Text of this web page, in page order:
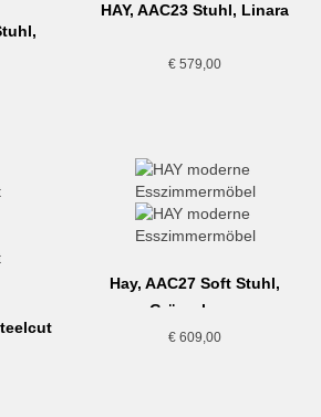
HAY, AAC23 Stuhl, Linara
€ 579,00
Hay, AAC27 Soft Stuhl,
Grün-chrom
€ 609,00